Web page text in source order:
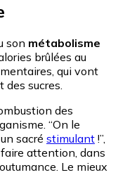
son métabolisme
brûlées au
qui vont
des sucres.
des
“On le
sacré stimulant !”,
attention, dans
Le mieux